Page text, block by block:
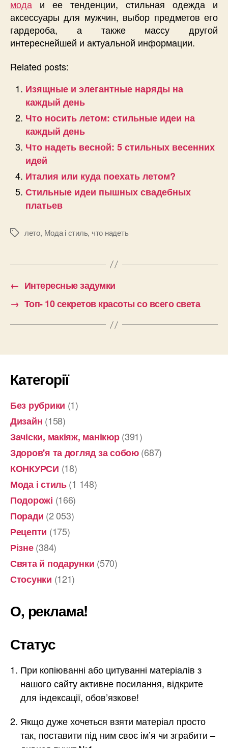
мода и ее тенденции, стильная одежда и
аксессуары для мужчин, выбор предметов его
гардероба, а также массу другой
интереснейшей и актуальной информации.
Related posts:
Изящные и элегантные наряды на
каждый день
Что носить летом: стильные идеи на
каждый день
Что надеть весной: 5 стильных весенних
идей
Италия или куда поехать летом?
Стильные идеи пышных свадебных
платьев
Позначки
лето, Мода і стиль, что надеть
← Интересные задумки
→ Топ- 10 секретов красоты со всего света
Категорії
Без рубрики (1)
Дизайн (158)
Зачіски, макіяж, манікюр(391)
Здоров'я та догляд за собою(687)
КОНКУРСИ (18)
Мода і стиль(1 148)
Подорожі (166)
Поради (2 053)
Рецепти (175)
Різне(384)
Свята й подарунки (570)
Стосунки (121)
О, реклама!
Статус
При копіюванні або цитуванні матеріалів з
нашого сайту активне посилання, відкрите
для індексації, обов’язкове!
Якщо дуже хочеться взяти матеріал просто
так, поставити під ним своє ім’я чи зграбити –